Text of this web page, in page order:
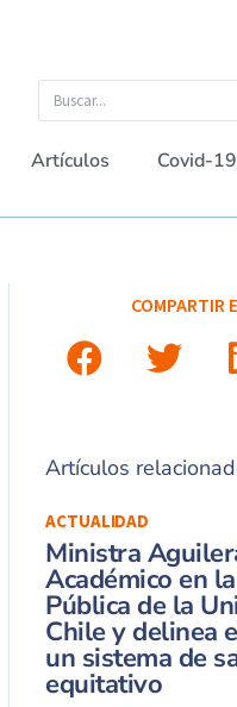
Artículos Covid-19
COMPARTIR
Artículos
ACTUALIDAD
Ministra
Académico en
Pública de la
Chile y delinea
un sistema de
equitativo